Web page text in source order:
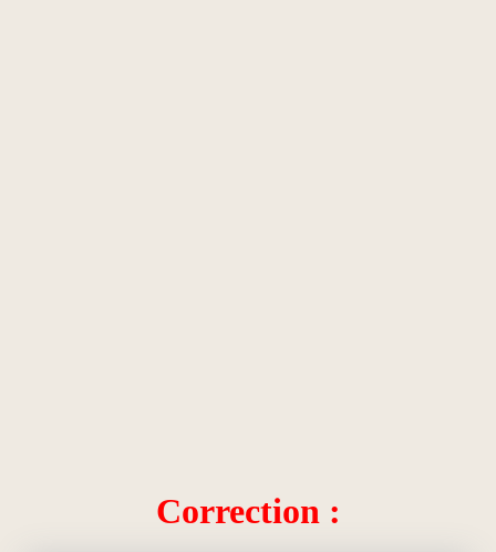
Correction :